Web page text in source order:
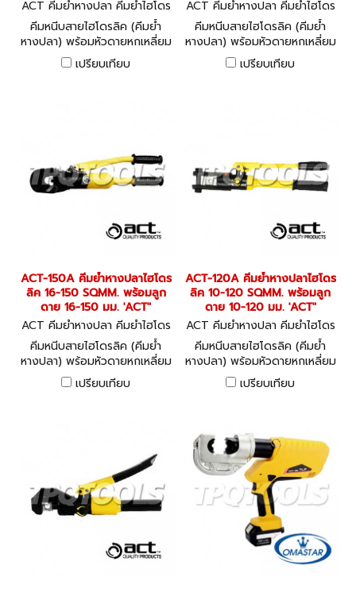
ACT คีมย้ำหางปลา คีมย้ำไฮโดร
ลิค ACT-300A
คีมหนีบสายไฮโดรลิค (คีมย้ำ
หางปลา) พร้อมหัวดายหกเหลี่ยม
ขนาด 16 - 300 มม.
HYDRAULIC CRIMPING
เปรียบเทียบ
ACT คีมย้ำหางปลา คีมย้ำไฮโดร
ลิค ACT-240A
คีมหนีบสายไฮโดรลิค (คีมย้ำ
หางปลา) พร้อมหัวดายหกเหลี่ยม
ขนาด 16 - 240 มม.
HYDRAULIC CRIMPING
เปรียบเทียบ
ACT-150A คีมย้ำหางปลาไฮโดร
ลิค 16-150 SQMM. พร้อมลูก
ดาย 16-150 มม. 'ACT"
ACT คีมย้ำหางปลา คีมย้ำไฮโดร
ลิค ACT-150A
คีมหนีบสายไฮโดรลิค (คีมย้ำ
หางปลา) พร้อมหัวดายหกเหลี่ยม
ขนาด 16 - 150 มม.
HYDRAULIC CRIMPING
เปรียบเทียบ
ACT-120A คีมย้ำหางปลาไฮโดร
ลิค 10-120 SQMM. พร้อมลูก
ดาย 10-120 มม. 'ACT"
ACT คีมย้ำหางปลา คีมย้ำไฮโดร
ลิค ACT-120A
คีมหนีบสายไฮโดรลิค (คีมย้ำ
หางปลา) พร้อมหัวดายหกเหลี่ยม
ขนาด 10 - 120 มม.
HYDRAULIC CRIMPING
เปรียบเทียบ